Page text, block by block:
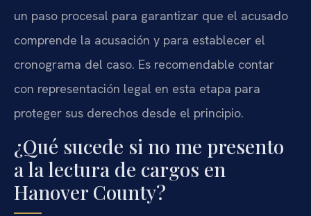
un paso procesal para garantizar que el acusado
comprende la acusación y para establecer el
cronograma del caso. Es recomendable contar
con representación legal en esta etapa para
proteger sus derechos desde el principio.
¿Qué sucede si no me presento
a la lectura de cargos en
Hanover County?